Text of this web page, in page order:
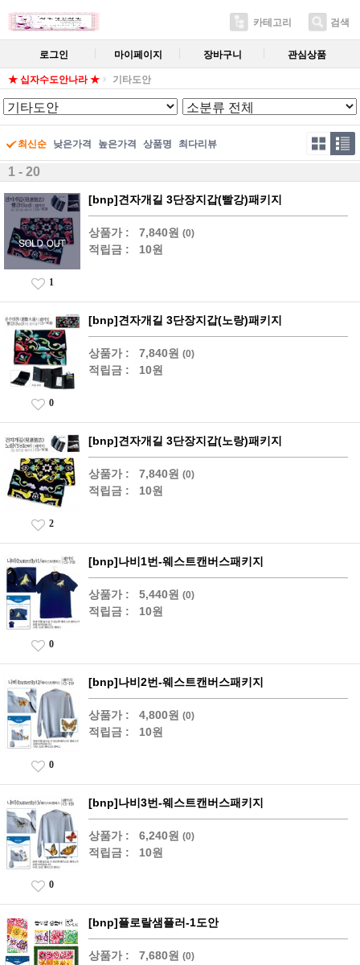
카테고리 검색
로그인 마이페이지 장바구니 관심상품
★ 십자수도안나라 ★ 기타도안
최신순 낮은가격 높은가격 상품명 최다리뷰
1 - 20
[bnp]견자개길 3단장지갑(빨강)패키지
상품가 : 7,840원 (0)
적립금 : 10원
1
[bnp]견자개길 3단장지갑(노랑)패키지
상품가 : 7,840원 (0)
적립금 : 10원
0
[bnp]견자개길 3단장지갑(노랑)패키지
상품가 : 7,840원 (0)
적립금 : 10원
2
[bnp]나비1번-웨스트캔버스패키지
상품가 : 5,440원 (0)
적립금 : 10원
0
[bnp]나비2번-웨스트캔버스패키지
상품가 : 4,800원 (0)
적립금 : 10원
0
[bnp]나비3번-웨스트캔버스패키지
상품가 : 6,240원 (0)
적립금 : 10원
0
[bnp]플로랄샘플러-1도안
상품가 : 7,680원 (0)